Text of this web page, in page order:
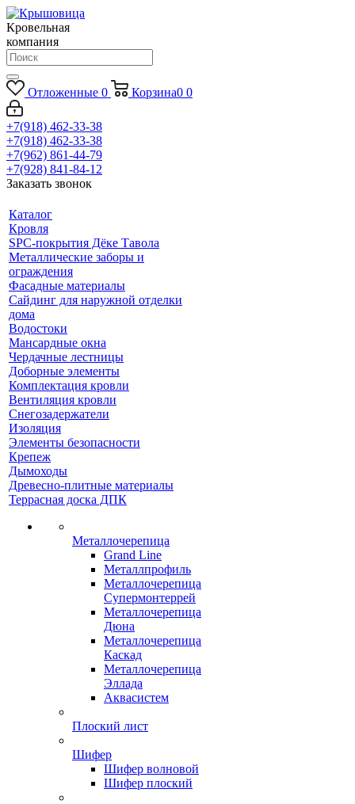
Кровельная
компания
Отложенные 0 Корзина0 0
+7(918) 462-33-38
+7(918) 462-33-38
+7(962) 861-44-79
+7(928) 841-84-12
Заказать звонок
Каталог
Кровля
SPC-покрытия Дёке Тавола
Металлические заборы и
ограждения
Фасадные материалы
Сайдинг для наружной отделки
дома
Водостоки
Мансардные окна
Чердачные лестницы
Доборные элементы
Комплектация кровли
Вентиляция кровли
Снегозадержатели
Изоляция
Элементы безопасности
Крепеж
Дымоходы
Древесно-плитные материалы
Террасная доска ДПК
Металлочерепица
Grand Line
Металлпрофиль
Металлочерепица
Супермонтеррей
Металлочерепица
Дюна
Металлочерепица
Каскад
Металлочерепица
Эллада
Аквасистем
Плоский лист
Шифер
Шифер волновой
Шифер плоский